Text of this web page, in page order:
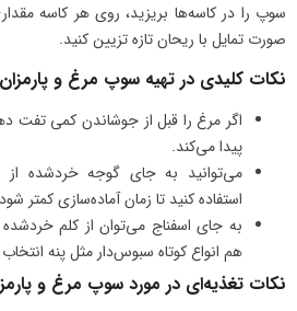
سوپ را در کاسه‌ها بریزید، روی هر کاسه
صورت تمایل با ریحان تازه تزیین کنید.
نکات کلیدی در تهیه سوپ مرغ و پارمزان
اگر مرغ را قبل از جوشاندن کمی تفت
پیدا می‌کند.
می‌توانید به جای گوجه خردشده از
استفاده کنید تا زمان آماده‌سازی کمتر
به جای اسفناج می‌توان از کلم خردشده
هم انواع کوتاه سبوس‌دار مثل پنه
نکات تغذیه‌ای در مورد سوپ مرغ و